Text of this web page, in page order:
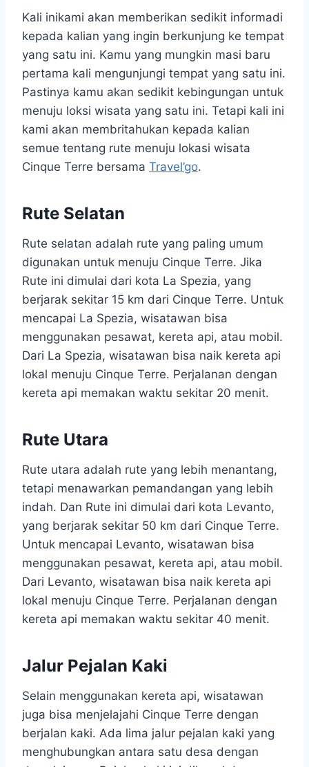
Kali inikami akan memberikan sedikit informadi
kepada kalian yang ingin berkunjung ke tempat
yang satu ini. Kamu yang mungkin masi baru
pertama kali mengunjungi tempat yang satu ini.
Pastinya kamu akan sedikit kebingungan untuk
menuju loksi wisata yang satu ini. Tetapi kali ini
kami akan membritahukan kepada kalian
semue tentang rute menuju lokasi wisata
Cinque Terre bersama Travel’go.
Rute Selatan
Rute selatan adalah rute yang paling umum
digunakan untuk menuju Cinque Terre. Jika
Rute ini dimulai dari kota La Spezia, yang
berjarak sekitar 15 km dari Cinque Terre. Untuk
mencapai La Spezia, wisatawan bisa
menggunakan pesawat, kereta api, atau mobil.
Dari La Spezia, wisatawan bisa naik kereta api
lokal menuju Cinque Terre. Perjalanan dengan
kereta api memakan waktu sekitar 20 menit.
Rute Utara
Rute utara adalah rute yang lebih menantang,
tetapi menawarkan pemandangan yang lebih
indah. Dan Rute ini dimulai dari kota Levanto,
yang berjarak sekitar 50 km dari Cinque Terre.
Untuk mencapai Levanto, wisatawan bisa
menggunakan pesawat, kereta api, atau mobil.
Dari Levanto, wisatawan bisa naik kereta api
lokal menuju Cinque Terre. Perjalanan dengan
kereta api memakan waktu sekitar 40 menit.
Jalur Pejalan Kaki
Selain menggunakan kereta api, wisatawan
juga bisa menjelajahi Cinque Terre dengan
berjalan kaki. Ada lima jalur pejalan kaki yang
menghubungkan antara satu desa dengan